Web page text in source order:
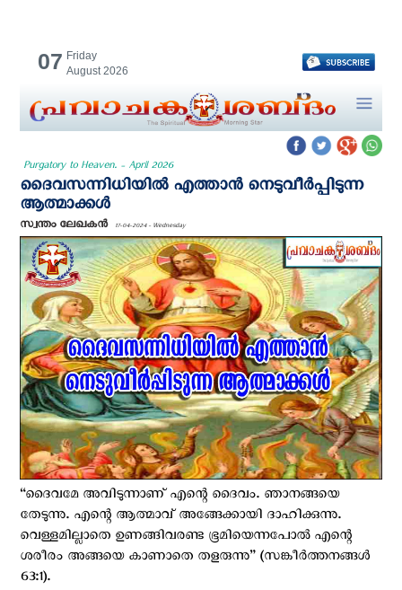
07 Friday
August 2026
Purgatory to Heaven. - April 2026
ദൈവസന്നിധിയില്‍ എത്താന്‍ നെടുവീര്‍പ്പിടുന്ന
ആത്മാക്കള്‍
സ്വന്തം ലേഖകന്‍ 17-04-2024 - Wednesday
“ദൈവമേ അവിടുന്നാണ് എന്റെ ദൈവം. ഞാനങ്ങയെ
തേടുന്നു. എന്റെ ആത്മാവ് അങ്ങേക്കായി ദാഹിക്കുന്നു.
വെള്ളമില്ലാതെ ഉണങ്ങിവരണ്ട ഭൂമിയെന്നപോല്‍ എന്റെ
ശരീരം അങ്ങയെ കാണാതെ തളരുന്നു” (സങ്കീര്‍ത്തനങ്ങള്‍
63:1).